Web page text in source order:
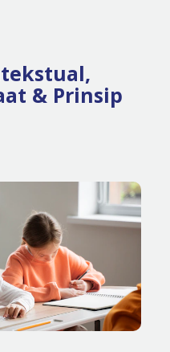
& Prinsip